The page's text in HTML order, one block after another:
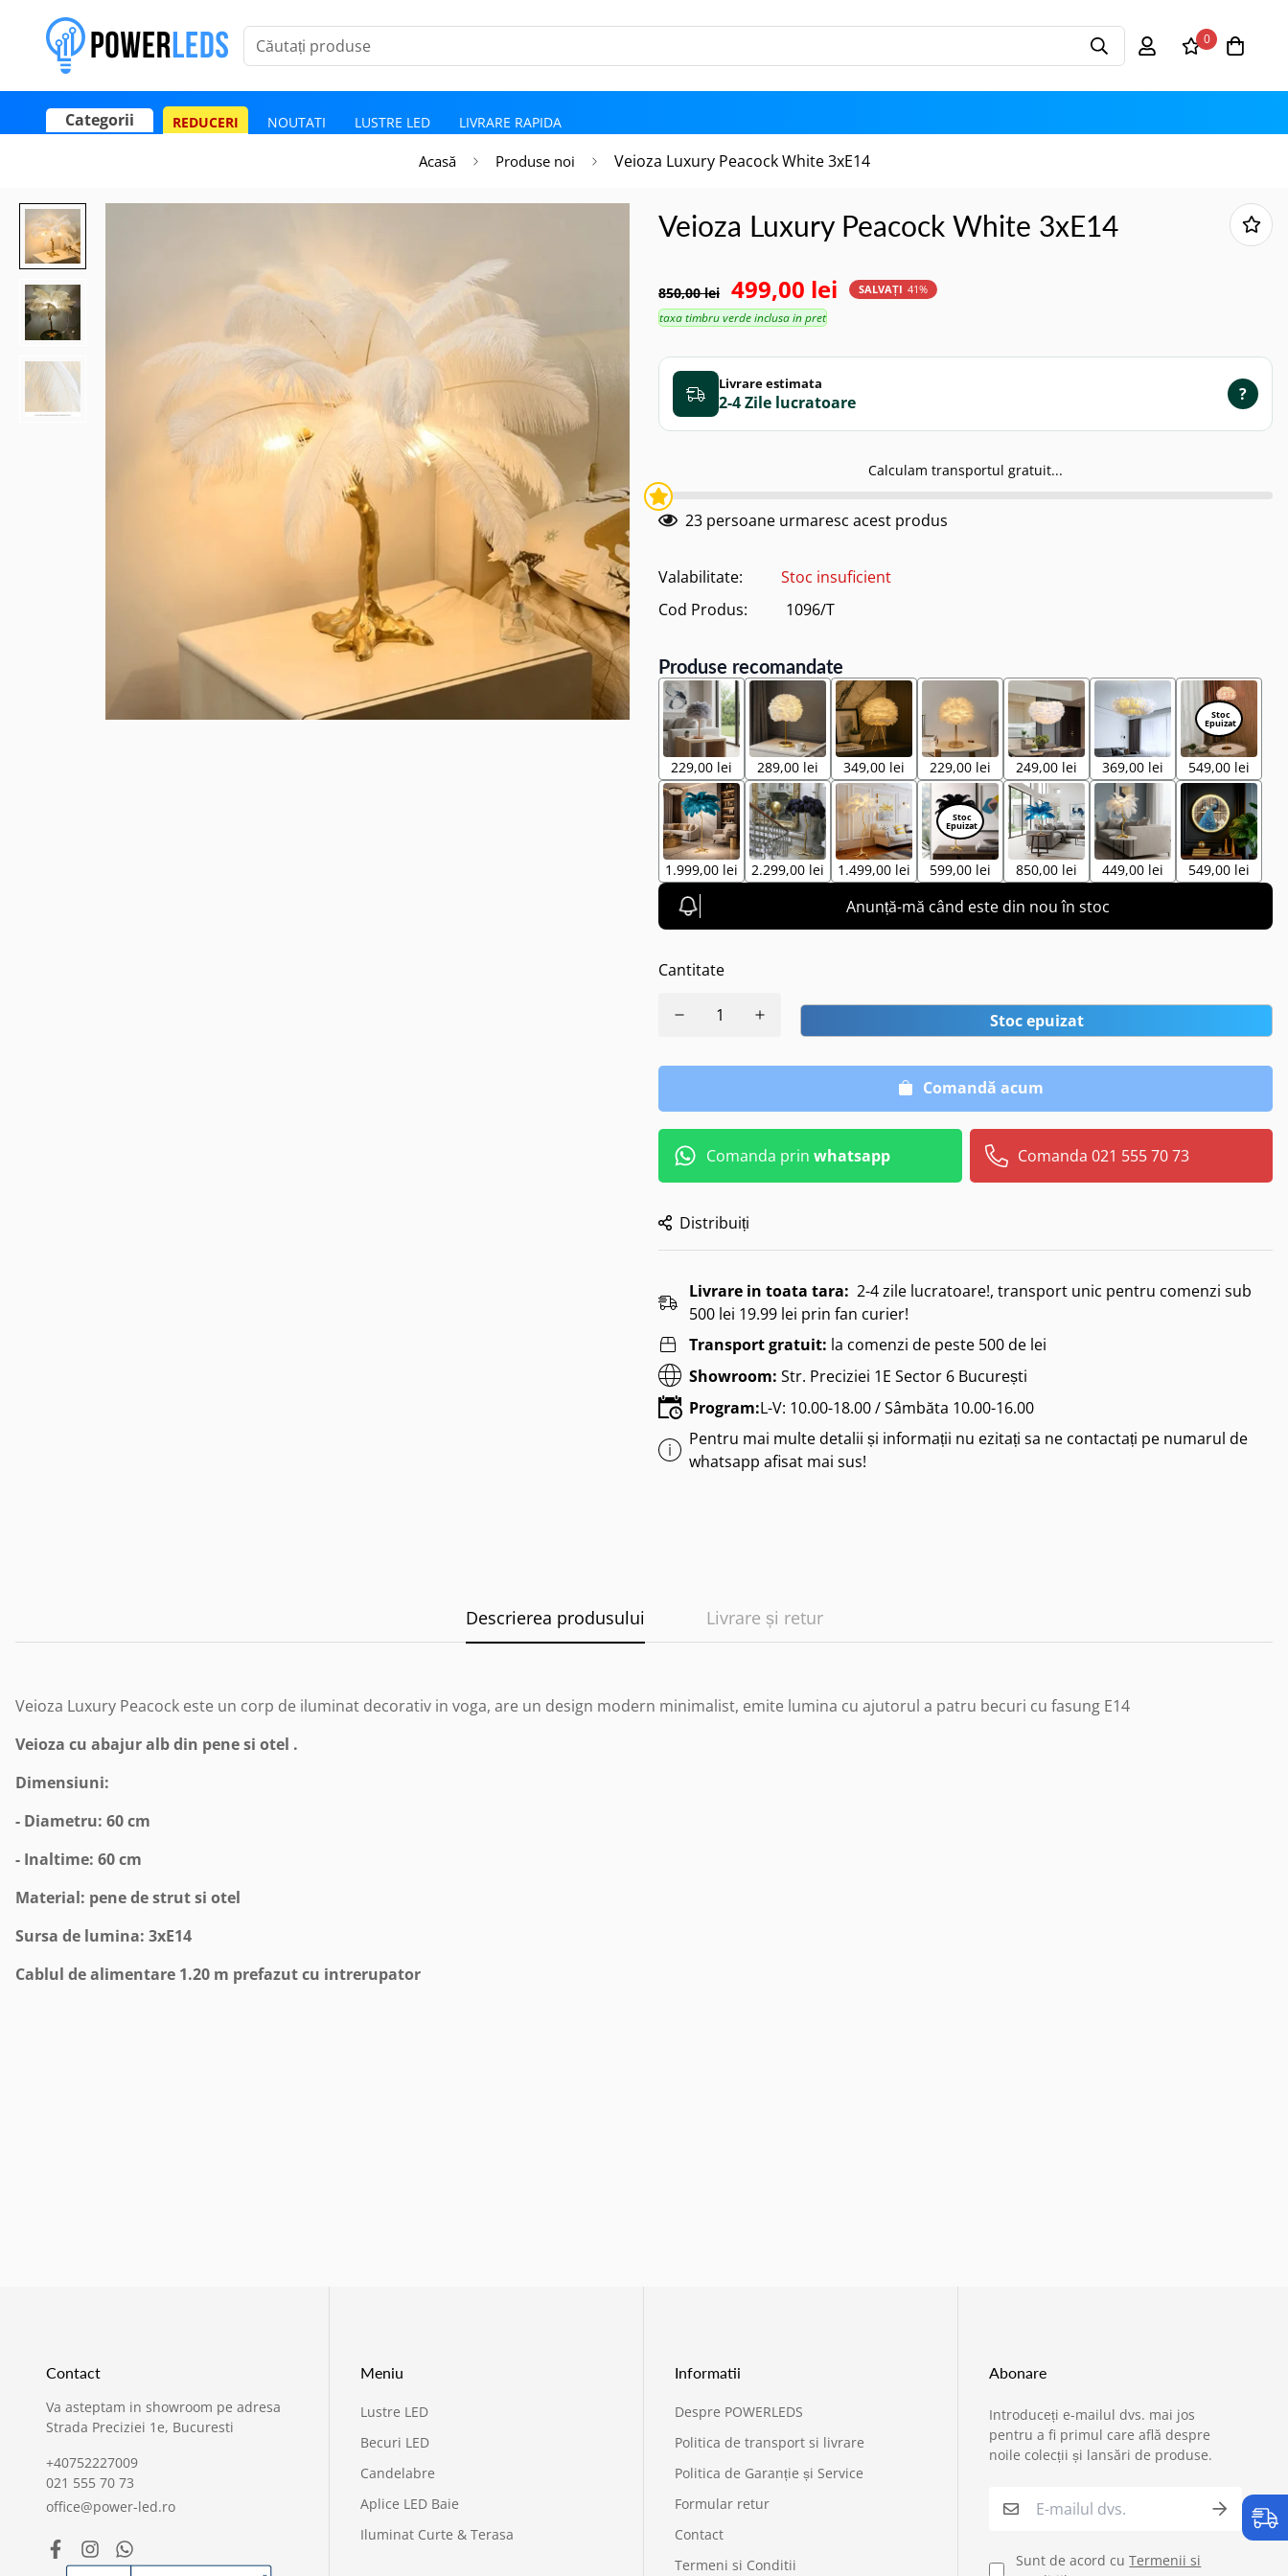
Căutați produse 0
Categorii REDUCERI NOUTATI LUSTRE LED LIVRARE RAPIDA
Acasă Produse noi Veioza Luxury Peacock White 3xE14
Veioza Luxury Peacock White 3xE14
850,00 lei 499,00 lei SALVAȚI 41%
taxa timbru verde inclusa in pret
Livrare estimata
2-4 Zile ?
Calculam transportul gratuit...
23 persoane urmaresc acest produs
Valabilitate:
Stoc insuficient
Cod Produs:
1096/T
Produse recomandate
229,00 lei 289,00 lei 349,00 lei 229,00 lei 249,00 lei 369,00 lei 549,00 lei
1.999,00 lei 2.299,00 lei 1.499,00 lei 599,00 lei 850,00 lei 449,00 lei 549,00 lei
Anunță-mă când este din nou în stoc
Cantitate
Stoc epuizat
Comandă acum
Comanda prin whatsapp Comanda 021 555 70 73
Distribuiți
Livrare in toata tara: 2-4 zile lucratoare!, transport unic pentru comenzi sub
500 lei 19.99 lei prin fan curier!
Transport gratuit: la comenzi de peste 500 de lei
Showroom: Str. Preciziei 1E Sector 6 București
Program:L-V: 10.00-18.00 / Sâmbăta 10.00-16.00
Pentru mai multe detalii și informații nu ezitați sa ne contactați pe numarul de
whatsapp afisat mai sus!
Descrierea produsului Livrare și retur
Veioza Luxury Peacock este un corp de iluminat decorativ in voga, are un design modern minimalist, emite lumina cu ajutorul a patru becuri cu fasung E14
Veioza cu abajur alb din pene si otel .
Dimensiuni:
- Diametru: 60 cm
- Inaltime: 60 cm
Material: pene de strut si otel
Sursa de lumina: 3xE14
Cablul de alimentare 1.20 m prefazut cu intrerupator
Contact
Va asteptam in showroom pe adresa
Strada Preciziei 1e, Bucuresti
+40752227009
021 555 70 73
office@power-led.ro
Meniu
Lustre LED
Becuri LED
Candelabre
Aplice LED Baie
Iluminat Curte & Terasa
Informatii
Despre POWERLEDS
Politica de transport si livrare
Politica de Garanție și Service
Formular retur
Contact
Termeni si Conditii
Abonare
Introduceți e-mailul dvs. mai jos
pentru a fi primul care află despre
noile colecții și lansări de produse.
Sunt de acord cuTermenii si
Service si garantii
Poate mai târziu Activează notificările